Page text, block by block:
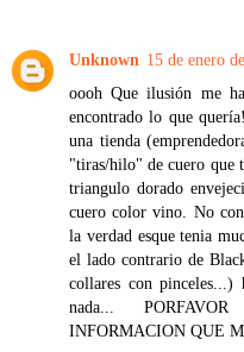
Unknown 15 de enero
oooh Que ilusión me
encontrado lo que
una tienda
"tiras/hilo" de cuero que
triangulo dorado
cuero color vino. No
la verdad esque tenia
el lado contrario de
collares con pinceles...)
nada...
INFORMACION QUE